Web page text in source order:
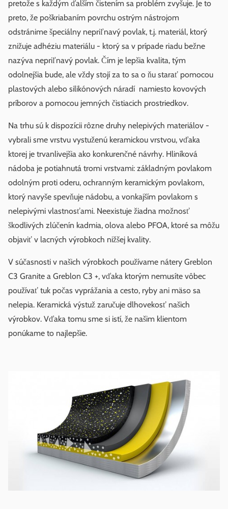
pretože s každým ďalším čistením sa problém zvyšuje. Je to
preto, že poškriabaním povrchu ostrým nástrojom
odstránime špeciálny nepriľnavý povlak, t.j. materiál, ktorý
znižuje adhéziu materiálu - ktorý sa v prípade riadu bežne
nazýva nepriľnavý povlak. Čím je lepšia kvalita, tým
odolnejšia bude, ale vždy stojí za to sa o ňu starať pomocou
plastových alebo silikónových náradí namiesto kovových
príborov a pomocou jemných čistiacich prostriedkov.
Na trhu sú k dispozícii rôzne druhy nelepivých materiálov -
vybrali sme vrstvu vystuženú keramickou vrstvou, vďaka
ktorej je trvanlivejšia ako konkurenčné návrhy. Hliníková
nádoba je potiahnutá tromi vrstvami: základným povlakom
odolným proti oderu, ochranným keramickým povlakom,
ktorý navyše spevňuje nádobu, a vonkajším povlakom s
nelepivými vlastnosťami. Neexistuje žiadna možnosť
škodlivých zlúčenín kadmia, olova alebo PFOA, ktoré sa môžu
objaviť v lacných výrobkoch nižšej kvality.
V súčasnosti v našich výrobkoch používame nátery Greblon
C3 Granite a Greblon C3 +, vďaka ktorým nemusíte vôbec
používať tuk počas vyprážania a cesto, ryby ani mäso sa
nelepia. Keramická výstuž zaručuje dlhovekosť našich
výrobkov. Vďaka tomu sme si istí, že našim klientom
ponúkame to najlepšie.